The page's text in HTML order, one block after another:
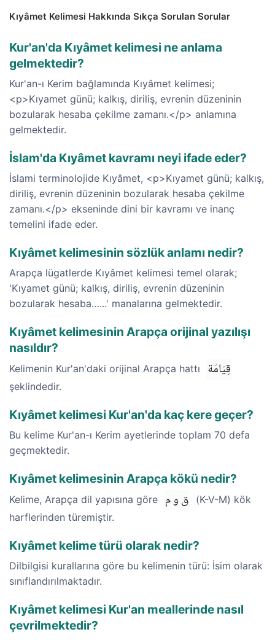
Kıyâmet Kelimesi Hakkında Sıkça Sorulan Sorular
Kur'an'da Kıyâmet kelimesi ne anlama
gelmektedir?
Kur'an-ı Kerim bağlamında Kıyâmet kelimesi;
<p>Kıyamet günü; kalkış, diriliş, evrenin düzeninin
bozularak hesaba çekilme zamanı.</p> anlamına
gelmektedir.
İslam'da Kıyâmet kavramı neyi ifade eder?
İslami terminolojide Kıyâmet, <p>Kıyamet günü; kalkış,
diriliş, evrenin düzeninin bozularak hesaba çekilme
zamanı.</p> ekseninde dini bir kavramı ve inanç
temelini ifade eder.
Kıyâmet kelimesinin sözlük anlamı nedir?
Arapça lügatlerde Kıyâmet kelimesi temel olarak;
'Kıyamet günü; kalkış, diriliş, evrenin düzeninin
bozularak hesaba…...' manalarına gelmektedir.
Kıyâmet kelimesinin Arapça orijinal yazılışı
nasıldır?
Kelimenin Kur'an'daki orijinal Arapça hattı قِيَامَة
şeklindedir.
Kıyâmet kelimesi Kur'an'da kaç kere geçer?
Bu kelime Kur'an-ı Kerim ayetlerinde toplam 70 defa
geçmektedir.
Kıyâmet kelimesinin Arapça kökü nedir?
Kelime, Arapça dil yapısına göre ق و م
(K-V-M) kök
harflerinden türemiştir.
Kıyâmet kelime türü olarak nedir?
Dilbilgisi kurallarına göre bu kelimenin türü: İsim olarak
sınıflandırılmaktadır.
Kıyâmet kelimesi Kur'an meallerinde nasıl
çevrilmektedir?